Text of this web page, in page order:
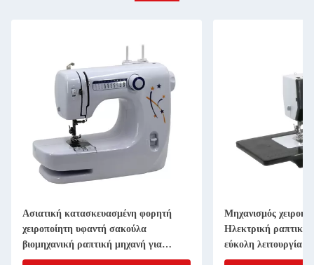
Ασιατική κατασκευασμένη φορητή
χειροποίητη υφαντή σακούλα
βιομηχανική ραπτική μηχανή για
σακούλα πατάτας
Μηχανισμός
Ηλεκτρική ραπτική
εύκολη λειτουργία